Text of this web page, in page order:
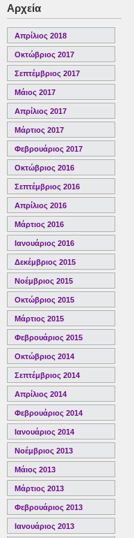
Αρχεία
Απρίλιος 2018
Οκτώβριος 2017
Σεπτέμβριος 2017
Μάιος 2017
Απρίλιος 2017
Μάρτιος 2017
Φεβρουάριος 2017
Οκτώβριος 2016
Σεπτέμβριος 2016
Απρίλιος 2016
Μάρτιος 2016
Ιανουάριος 2016
Δεκέμβριος 2015
Νοέμβριος 2015
Οκτώβριος 2015
Μάρτιος 2015
Φεβρουάριος 2015
Οκτώβριος 2014
Σεπτέμβριος 2014
Απρίλιος 2014
Φεβρουάριος 2014
Ιανουάριος 2014
Νοέμβριος 2013
Μάιος 2013
Μάρτιος 2013
Φεβρουάριος 2013
Ιανουάριος 2013